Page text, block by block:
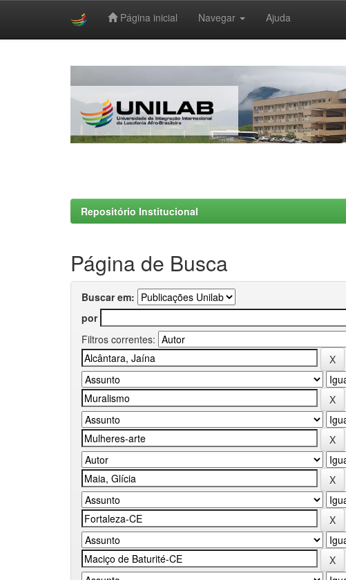
Página inicial Navegar Ajuda
Repositório Institucional
Página de Busca
Buscar em:
por
Filtros correntes: